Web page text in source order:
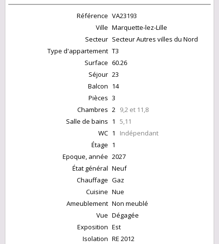
Référence VA23193
Ville Marquette-lez-Lille
Secteur Secteur Autres villes du Nord
Type d'appartement T3
Surface 60.26
Séjour 23
Balcon 14
Pièces 3
Chambres 2 9,2 et 11,8
Salle de bains 1 5,11
WC 1 Indépendant
Étage 1
Epoque, année 2027
État général Neuf
Chauffage Gaz
Cuisine Nue
Ameublement Non meublé
Vue Dégagée
Exposition Est
Isolation RE 2012